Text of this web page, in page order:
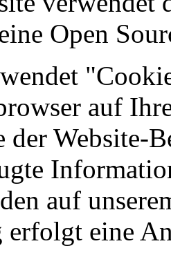
Open
auf
der Website-
auf
erfolgt eine